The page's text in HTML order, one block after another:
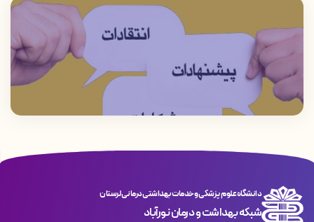
درمان به موقع نوزادان مبتلا میگردد و از بروز
عقب ماندگی قطعی ذهنی و جسمی نوزادان
جلوگیری می گردد
باردار ) مابقی خدمات با تعرفه دولتی( مصوب
وزارت بهداشت )جهت گروه هدف وسایرین
انجام میشود
دانشگاه علوم پزشکی و خدمات بهداشتی درمانی لرستان
شبکه بهداشت و درمان نورآباد